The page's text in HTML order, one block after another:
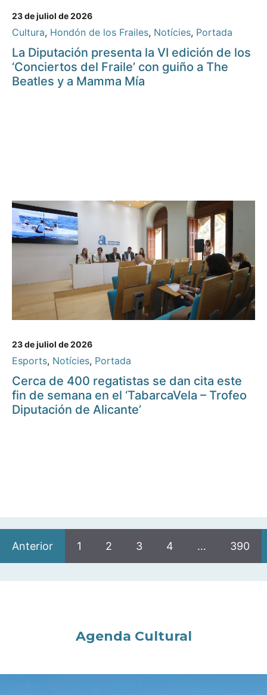
23 de juliol de 2026
Cultura, Hondón de los Frailes, Notícies, Portada
La Diputación presenta la VI edición de los
‘Conciertos del Fraile’ con guiño a The
Beatles y a Mamma Mía
23 de juliol de 2026
Esports, Notícies, Portada
Cerca de 400 regatistas se dan cita este
fin de semana en el ‘TabarcaVela – Trofeo
Diputación de Alicante’
Anterior 1 2 3 4 … 390
Agenda Cultural